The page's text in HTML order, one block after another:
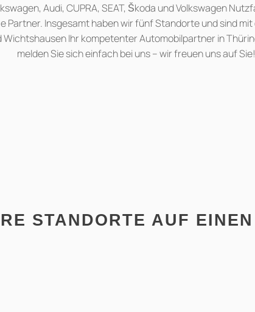
Audi, CUPRA, SEAT, Škoda und Volkswagen
Partner. Insgesamt haben wir fünf Standorte und sind mit
Ihr kompetenter Automobilpartner in
melden Sie sich einfach bei uns – wir freuen uns auf Sie!
STANDORTE AUF